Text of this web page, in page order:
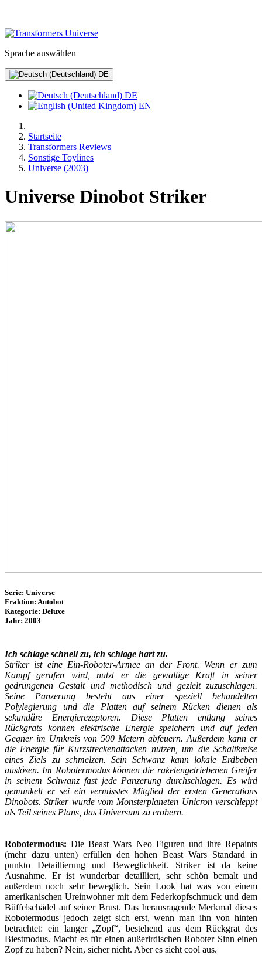
Sprache auswählen
DE
DE
EN
Startseite
Transformers Reviews
Sonstige Toylines
Universe (2003)
Universe Dinobot Striker
Serie: Universe
Fraktion: Autobot
Kategorie: Deluxe
Jahr: 2003
Ich schlage schnell zu, ich schlage hart zu.
Striker ist eine Ein-Roboter-Armee an der Front. Wenn er zum
Kampf gerufen wird, nutzt er die gewaltige Kraft in seiner
gedrungenen Gestalt und methodisch und gezielt zuzuschlagen.
Seine Panzerung besteht aus einer speziell behandelten
Polylegierung und die Platten auf seinem Rücken dienen als
sekundäre Energierezeptoren. Diese Platten entlang seines
Rückgrats können elektrische Energie speichern und auf jeden
Gegner im Umkreis von 500 Metern abfeuern. Außerdem kann er
die Energie für Kurzstreckenattacken nutzen, um die Schaltkreise
eines Ziels zu schmelzen. Sein Schwanz kann lokale Erdbeben
auslösen. Im Robotermodus können die raketengetriebenen Greifer
in seinem Schwanz fast jede Panzerung durchschlagen. Es wird
gemunkelt er sei ein vermisstes Mitglied der ersten Generations
Dinobots. Striker wurde vom Monsterplaneten Unicron verschleppt
als Teil seines Plans, das Universum zu erobern.
Robotermodus: Die Beast Wars Neo Figuren und ihre Repaints
(mehr dazu unten) erfüllen den hohen Beast Wars Standard in
punkto Detaillierung und Beweglichkeit. Striker ist da keine
Ausnahme. Er ist wunderbar detailliert, sehr schön bemalt und
außerdem noch sehr beweglich. Sein Look hat was von einem
amerikanischen Ureinwohner mit dem Federkopfschmuck und dem
Büffelschädel auf seiner Brust. Das herausragende Merkmal dieses
Robotermodus jedoch zeigt sich erst, wenn man ihn von hinten
betrachtet: ein langer „Zopf“, bestehend aus dem Rückgrat des
Biestmodus. Macht es für einen außerirdischen Roboter Sinn einen
Zopf zu haben? Nein, sicher nicht. Aber es sieht cool aus.